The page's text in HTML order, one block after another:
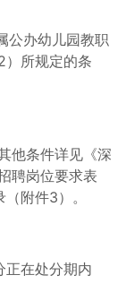
公办幼儿园教职
）所规定的条
他条件详见《深
聘岗位要求表
附件3）。
正在处分期内